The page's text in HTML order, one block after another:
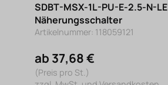
SDBT-MSX-1L-PU-E-2.5-N-LE
Näherungsschalter
Artikelnummer: 118059121
ab 37,68 €
(Preis pro St.)